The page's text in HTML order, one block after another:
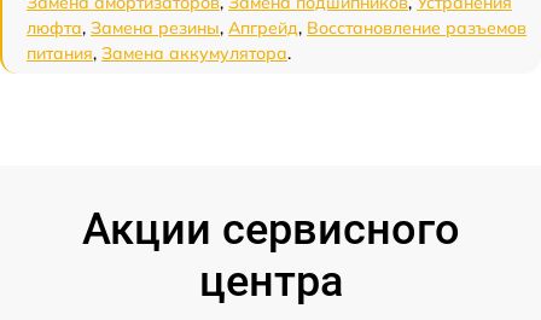
люфта, Замена резины, Апгрейд, Восстановление разъемов
питания, Замена аккумулятора.
Акции сервисного
центра